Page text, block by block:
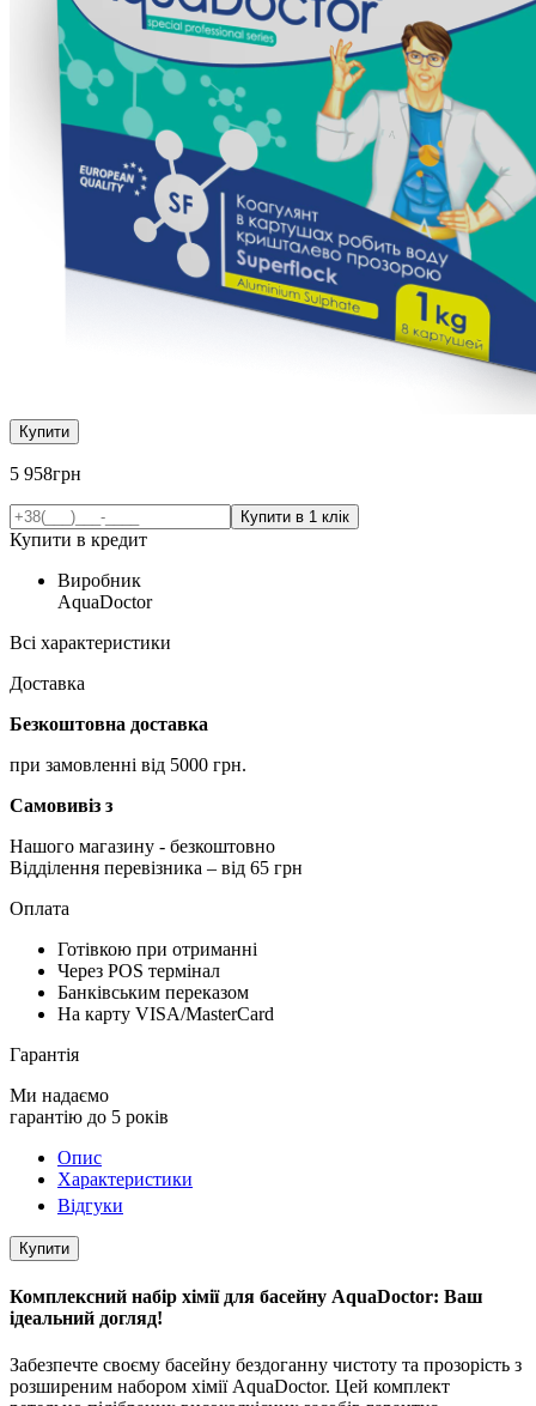
Купити
5 958грн
Купити в кредит
Виробник
AquaDoctor
Всі характеристики
Доставка
Безкоштовна доставка
при замовленні від 5000 грн.
Самовивіз з
Нашого магазину - безкоштовно
Відділення перевізника – від 65 грн
Оплата
Готівкою при отриманні
Через POS термінал
Банківським переказом
На карту VISA/MasterCard
Гарантія
Ми надаємо
гарантію до 5 років
Опис
Характеристики
Відгуки
Купити
Комплексний набір хімії для басейну AquaDoctor: Ваш
ідеальний догляд!
Забезпечте своєму басейну бездоганну чистоту та прозорість з
розширеним набором хімії AquaDoctor. Цей комплект